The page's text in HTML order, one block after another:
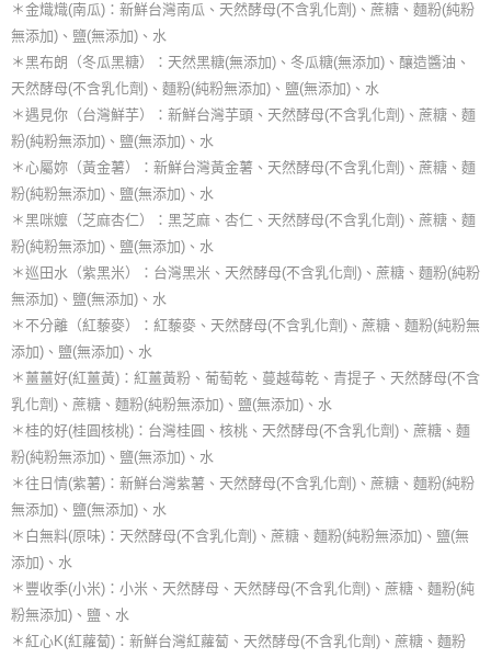
＊金熾熾(南瓜)：新鮮台灣南瓜、天然酵母(不含乳化劑)、蔗糖、麵粉(純粉
無添加)、鹽(無添加)、水
＊黑布朗（冬瓜黑糖）：天然黑糖(無添加)、冬瓜糖(無添加)、釀造醬油、
天然酵母(不含乳化劑)、麵粉(純粉無添加)、鹽(無添加)、水
＊遇見你（台灣鮮芋）：新鮮台灣芋頭、天然酵母(不含乳化劑)、蔗糖、麵
粉(純粉無添加)、鹽(無添加)、水
＊心屬妳（黃金薯）：新鮮台灣黃金薯、天然酵母(不含乳化劑)、蔗糖、麵
粉(純粉無添加)、鹽(無添加)、水
＊黑咪嬤（芝麻杏仁）：黑芝麻、杏仁、天然酵母(不含乳化劑)、蔗糖、麵
粉(純粉無添加)、鹽(無添加)、水
＊巡田水（紫黑米）：台灣黑米、天然酵母(不含乳化劑)、蔗糖、麵粉(純粉
無添加)、鹽(無添加)、水
＊不分離（紅藜麥）：紅藜麥、天然酵母(不含乳化劑)、蔗糖、麵粉(純粉無
添加)、鹽(無添加)、水
＊薑薑好(紅薑黃)：紅薑黃粉、葡萄乾、蔓越莓乾、青提子、天然酵母(不含
乳化劑)、蔗糖、麵粉(純粉無添加)、鹽(無添加)、水
＊桂的好(桂圓核桃)：台灣桂圓、核桃、天然酵母(不含乳化劑)、蔗糖、麵
粉(純粉無添加)、鹽(無添加)、水
＊往日情(紫薯)：新鮮台灣紫薯、天然酵母(不含乳化劑)、蔗糖、麵粉(純粉
無添加)、鹽(無添加)、水
＊白無料(原味)：天然酵母(不含乳化劑)、蔗糖、麵粉(純粉無添加)、鹽(無
添加)、水
＊豐收季(小米)：小米、天然酵母、天然酵母(不含乳化劑)、蔗糖、麵粉(純
粉無添加)、鹽、水
＊紅心K(紅蘿蔔)：新鮮台灣紅蘿蔔、天然酵母(不含乳化劑)、蔗糖、麵粉